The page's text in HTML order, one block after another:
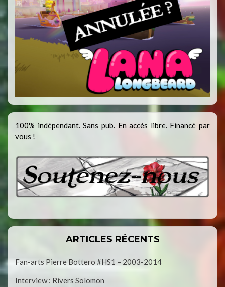
100% indépendant. Sans pub. En accès libre. Financé par
vous !
ARTICLES RÉCENTS
Fan-arts Pierre Bottero #HS1 – 2003-2014
Interview : Rivers Solomon